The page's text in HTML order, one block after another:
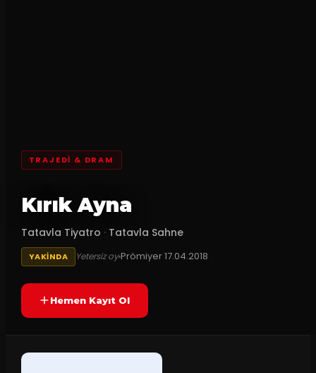
TRAJEDI & DRAM
Kırık Ayna
Tatavla Tiyatro · Tatavla Sahne
YAKINDA Yetersiz oyPrömiyer17.04.2018
Hemen Kayıt Ol